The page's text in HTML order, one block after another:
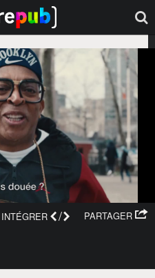
PARTAGER
INTÉGRER /